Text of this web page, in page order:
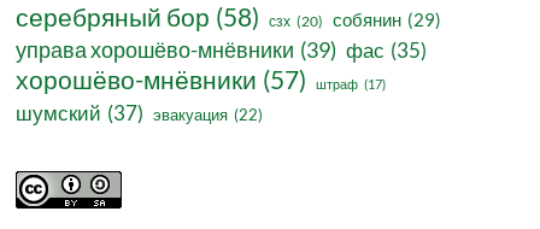
серебряный бор (58) сзх (20) собянин (29)
управа хорошёво-мнёвники (39) фас (35)
хорошёво-мнёвники (57) штраф (17)
шумский (37) эвакуация (22)